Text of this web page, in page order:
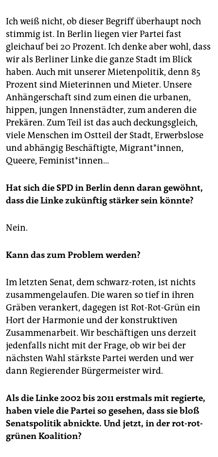
Ich weiß nicht, ob dieser Begriff überhaupt noch
stimmig ist. In Berlin liegen vier Partei fast
gleichauf bei 20 Prozent. Ich denke aber wohl, dass
wir als Berliner Linke die ganze Stadt im Blick
haben. Auch mit unserer Mietenpolitik, denn 85
Prozent sind Mieterinnen und Mieter. Unsere
Anhängerschaft sind zum einen die urbanen,
hippen, jungen Innenstädter, zum anderen die
Prekären. Zum Teil ist das auch deckungsgleich,
viele Menschen im Ostteil der Stadt, Erwerbslose
und abhängig Beschäftigte, Migrant*innen,
Queere, Feminist*innen…
Hat sich die SPD in Berlin denn daran gewöhnt,
dass die Linke zukünftig stärker sein könnte?
Nein.
Kann das zum Problem werden?
Im letzten Senat, dem schwarz-roten, ist nichts
zusammengelaufen. Die waren so tief in ihren
Gräben verankert, dagegen ist Rot-Rot-Grün ein
Hort der Harmonie und der konstruktiven
Zusammenarbeit. Wir beschäftigen uns derzeit
jedenfalls nicht mit der Frage, ob wir bei der
nächsten Wahl stärkste Partei werden und wer
dann Regierender Bürgermeister wird.
Als die Linke 2002 bis 2011 erstmals mit regierte,
haben viele die Partei so gesehen, dass sie bloß
Senatspolitik abnickte. Und jetzt, in der rot-rot-
grünen Koalition?